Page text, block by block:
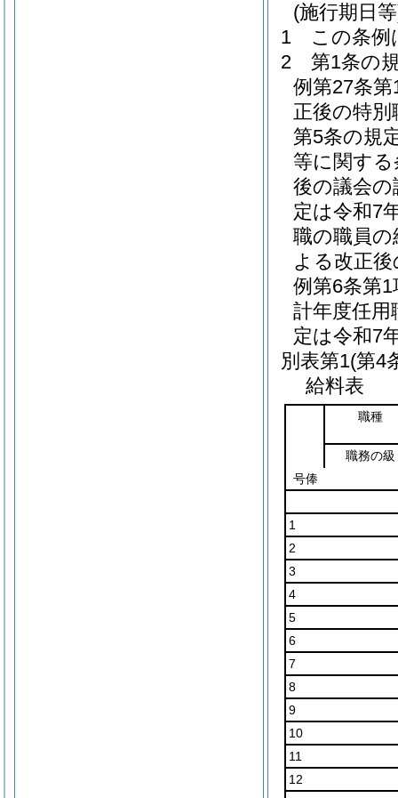
(施行期日
1
この条例
2
第1条の
例第27条
正後の特
第5条の規
等に関す
後の議会
定は令和7
職の職員
よる改正
例第6条第
計年度任用
定は令和7
別表第1(第4
給料表
職種
職務の級
号俸
1
2
3
4
5
6
7
8
9
10
11
12